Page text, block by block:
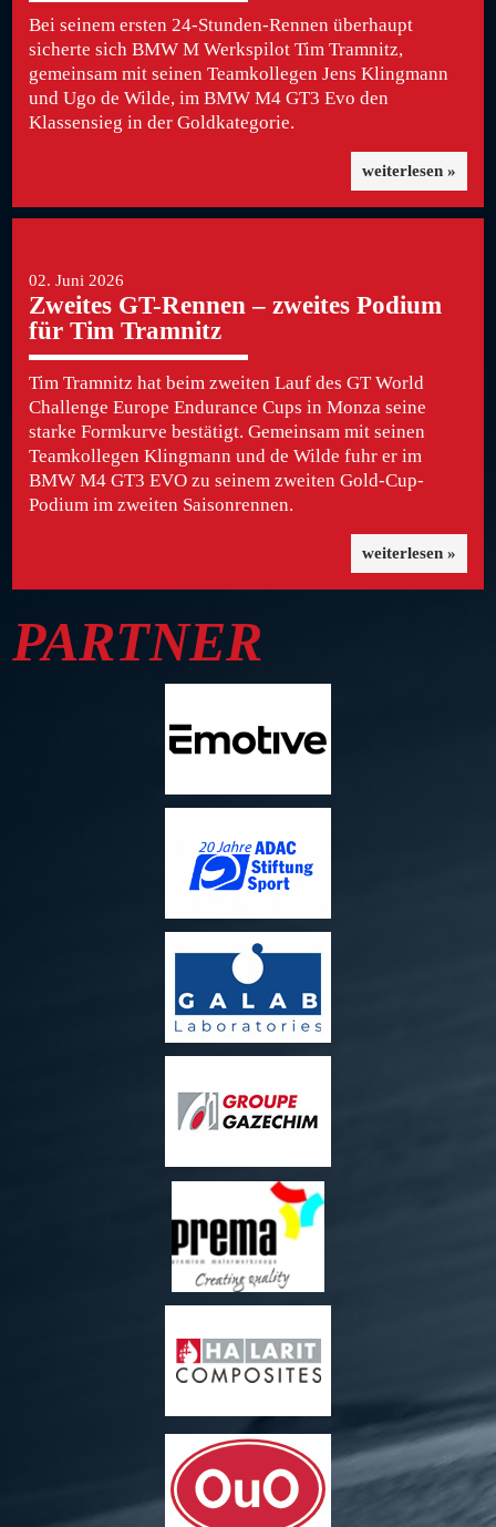
Bei seinem ersten 24-Stunden-Rennen überhaupt
sicherte sich BMW M Werkspilot Tim Tramnitz,
gemeinsam mit seinen Teamkollegen Jens Klingmann
und Ugo de Wilde, im BMW M4 GT3 Evo den
Klassensieg in der Goldkategorie.
weiterlesen »
02. Juni 2026
Zweites GT-Rennen – zweites Podium
für Tim Tramnitz
Tim Tramnitz hat beim zweiten Lauf des GT World
Challenge Europe Endurance Cups in Monza seine
starke Formkurve bestätigt. Gemeinsam mit seinen
Teamkollegen Klingmann und de Wilde fuhr er im
BMW M4 GT3 EVO zu seinem zweiten Gold-Cup-
Podium im zweiten Saisonrennen.
weiterlesen »
PARTNER